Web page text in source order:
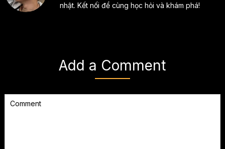
nhật. Kết nối để cùng học hỏi và khám phá!
Add a Comment